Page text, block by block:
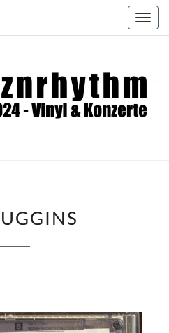
Seit
2024 –
JUGGINS